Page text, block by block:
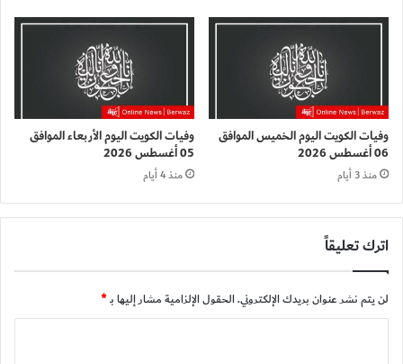
وفيات الكويت اليوم الخميس الموافق
06 أغسطس 2026
منذ 3 أيام
وفيات الكويت اليوم الأربعاء الموافق
05 أغسطس 2026
منذ 4 أيام
اترك تعليقاً
لن يتم نشر عنوان بريدك الإلكتروني.الحقول الإلزامية مشار إليها بـ*